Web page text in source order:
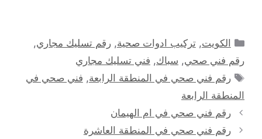
التصنيفات
الكويت,تركيب ادوات صحية,رقم تسليك مجاري,
رقم فني صحي, سباك, فني تسليك مجاري
الوسوم
رقم فني صحي في المنطقة الرابعة, فني صحي في
المنطقة الرابعة
رقم فني صحي في ام الهيمان
رقم فني صحي في المنطقة العاشرة